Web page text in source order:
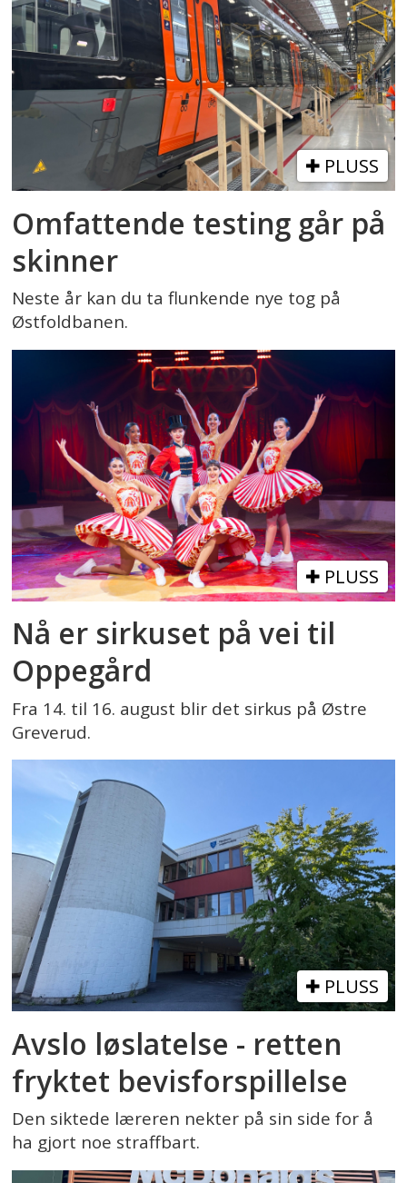
PLUSS
Omfattende testing går på
skinner
Neste år kan du ta flunkende nye tog på
Østfoldbanen.
PLUSS
Nå er sirkuset på vei til
Oppegård
Fra 14. til 16. august blir det sirkus på Østre
Greverud.
PLUSS
Avslo løslatelse - retten
fryktet bevisforspillelse
Den siktede læreren nekter på sin side for å
ha gjort noe straffbart.